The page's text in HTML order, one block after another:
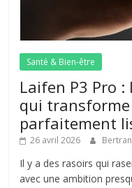
Santé & Bien-être
Laifen P3 Pro
qui
parfaitement
26 avril 2026
Il y a des rasoirs qui
avec une ambition